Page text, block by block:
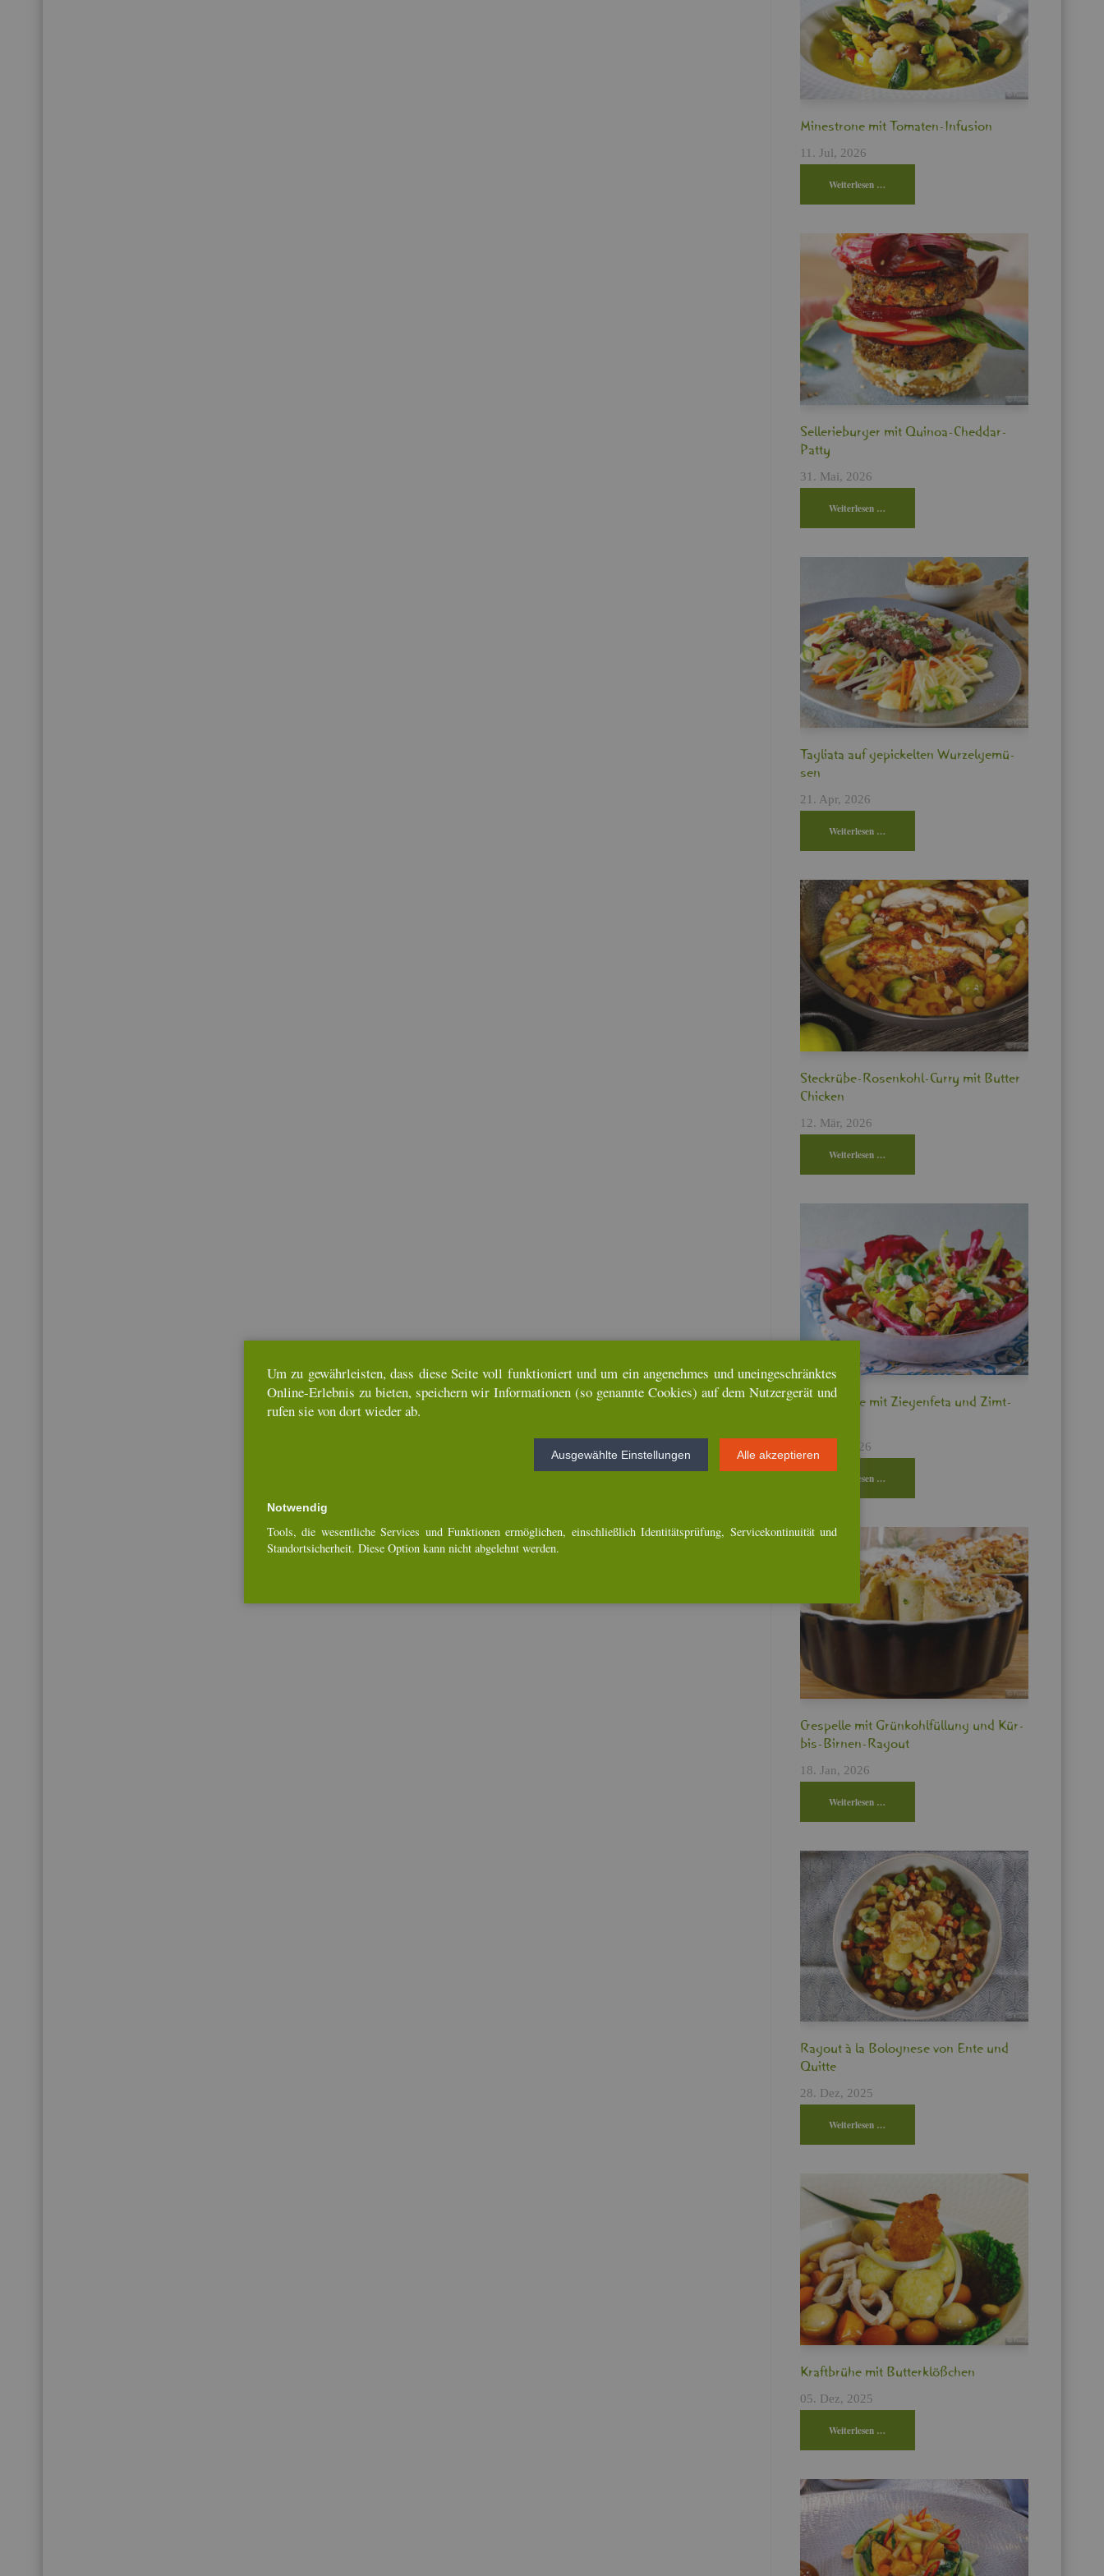
Min­es­tro­ne mit To­ma­ten-In­fu­si­on
11. Jul, 2026
Wei­ter­le­sen …
Sel­le­rie­bur­ger mit Qui­noa-Ched­dar-
Patty
31. Mai, 2026
Wei­ter­le­sen …
Ta­glia­ta auf ge­pi­ckel­ten Wur­zel­ge­mü­
sen
21. Apr, 2026
Wei­ter­le­sen …
Steck­rü­be-Ro­sen­kohl-Curry mit But­ter
Chi­cken
12. Mär, 2026
Wei­ter­le­sen …
Bit­ter­sa­la­te mit Zie­gen­fe­ta und Zimt­
17. Feb, 2026
Wei­ter­le­sen …
Cres­pel­le mit Grün­kohl­fül­lung und Kür­
bis-Bir­nen-Ra­gout
18. Jan, 2026
Wei­ter­le­sen …
Ra­gout à la Bo­lo­gne­se von Ente und
Quit­te
28. Dez, 2025
Wei­ter­le­sen …
Kraft­brü­he mit But­ter­klö­ßchen
05. Dez, 2025
Wei­ter­le­sen …
Um zu ge­währ­leis­ten, dass diese Seite voll funk­tio­niert und um ein an­ge­neh­mes und un­ein­ge­schränk­tes
On­line-Er­leb­nis zu bie­ten, spei­chern wir In­for­ma­tio­nen (so ge­nann­te Coo­kies) auf dem Nut­zer­ge­rät und
rufen sie von dort wie­der ab.
Aus­ge­wähl­te Ein­stel­lun­gen Alle ak­zep­tie­ren
Not­wen­dig
Tools, die we­sent­li­che Ser­vices und Funk­tio­nen er­mög­li­chen, ein­schlie­ß­lich Iden­ti­täts­prü­fung, Ser­vice­kon­ti­nui­tät und
Stand­ort­si­cher­heit. Diese Op­ti­on kann nicht ab­ge­lehnt wer­den.